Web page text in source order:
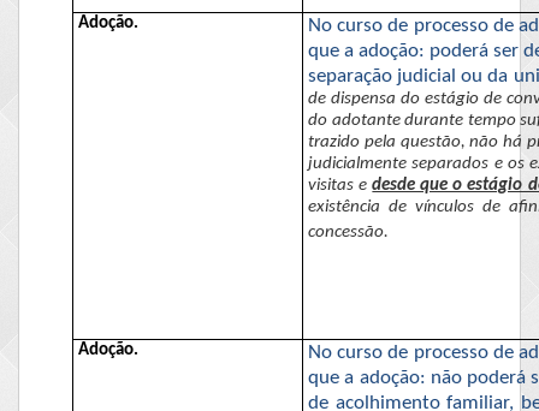
Adoção.
No curso de processo de
que a adoção: poderá ser
separação judicial ou da
de dispensa do estágio de
do adotante durante tempo
trazido pela questão, não há
judicialmente separados e os
visitas edesde que o estágio
existência de vínculos de
concessão.
Adoção.
No curso de processo de
que a adoção: não poderá
de acolhimento familiar,